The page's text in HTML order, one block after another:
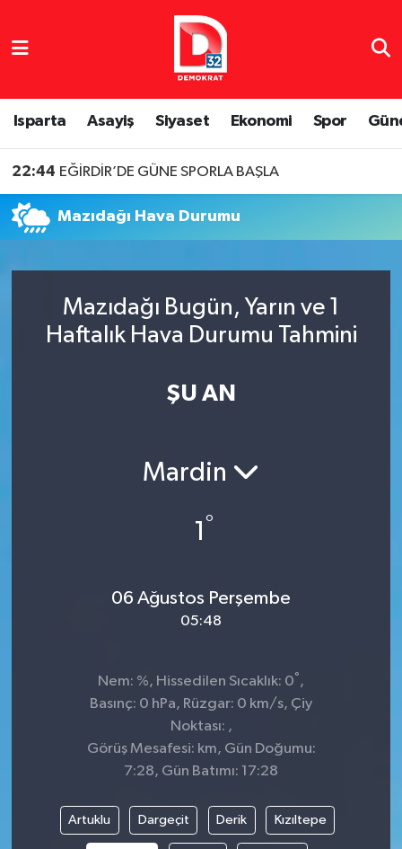
Isparta Asayiş Siyaset Ekonomi Spor
22:44 EĞİRDİR’DE GÜNE SPORLA BAŞLA
Mazıdağı Hava Durumu
Mazıdağı Bugün, Yarın ve 1
Haftalık Hava Durumu Tahmini
ŞU AN
Mardin
1°
06 Ağustos Perşembe
05:48
Nem: %, Hissedilen Sıcaklık: 0°,
Basınç: 0 hPa, Rüzgar: 0 km/s, Çiy
Noktası: ,
Görüş Mesafesi: km, Gün Doğumu:
7:28, Gün Batımı: 17:28
Artuklu Dargeçit Derik Kızıltepe
Isparta Nöbetçi Eczaneler
Isparta Hava Durumu
Isparta Namaz Vakitleri
Tüm Manşetler
Son Dakika Haberleri